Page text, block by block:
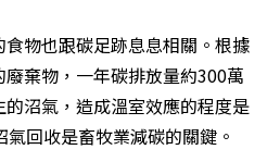
物也跟碳足跡息息相關。根據
棄物，一年碳排放量約300萬
沼氣，造成溫室效應的程度是
回收是畜牧業減碳的關鍵。